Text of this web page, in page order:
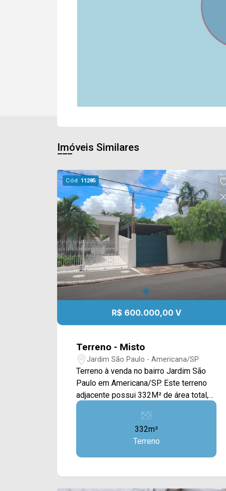
Imóveis Similares
Cód. 11285
R$ 600.000,00 V
Terreno - Misto
Jardim São Paulo - Americana/SP
Terreno à venda no bairro Jardim São
Paulo em Americana/SP. Este terreno
adjacente possui 332M² de área total,
podendo ser adquirido juntamente com
a residência principal ou de forma
independente, oferecendo excelente
oportunidade para ampliação do imóvel
ou desenvolvimento de um novo
com paisagismo natural já consolidado,
332m²
Terreno